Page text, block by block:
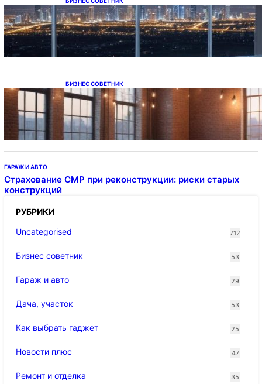
Каталог светодиодных светильников и
LED-освещения в Казахстане
БИЗНЕС СОВЕТНИК
Подвесные светодиодные светильники на
тросе
ГАРАЖ И АВТО
Страхование СМР при реконструкции: риски старых
конструкций
РУБРИКИ
Uncategorised
712
Бизнес советник 53
Гараж и авто 29
Дача, участок 53
Как выбрать гаджет 25
Новости плюс 47
Ремонт и отделка 35